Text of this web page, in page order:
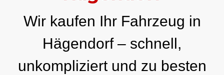
Wir kaufen Ihr Fahrzeug in
Hägendorf – schnell,
unkompliziert und zu besten